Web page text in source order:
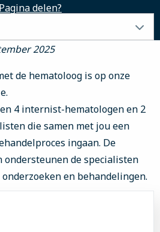
Pagina delen?
2025
de hematoloog is op onze
4 internist-hematologen en 2
die samen met jou een
ingaan. De
de specialisten
en behandelingen.